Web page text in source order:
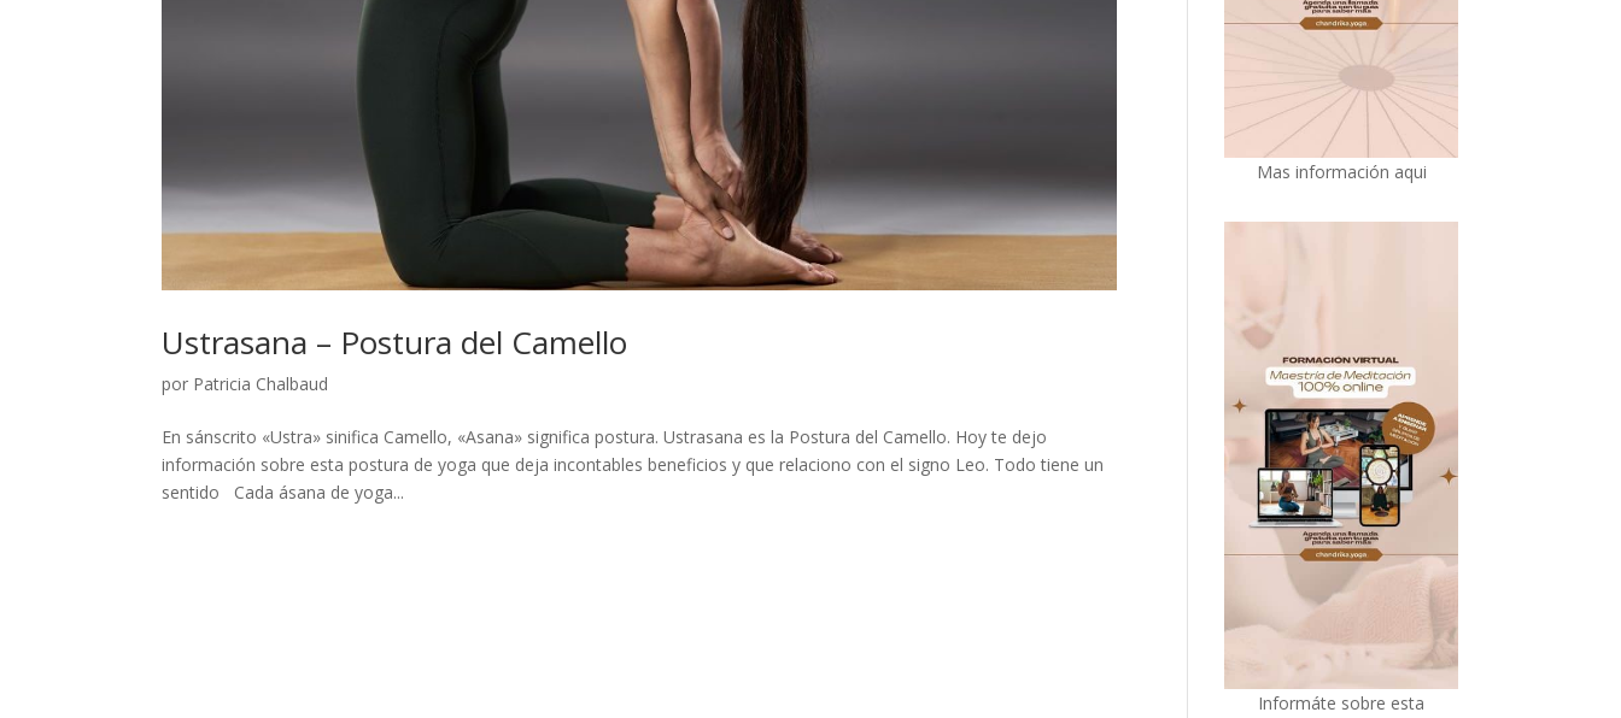
Ustrasana – Postura del Camello
por Patricia Chalbaud
En sánscrito «Ustra» sinifica Camello, «Asana» significa postura. Ustrasana es la Postura del Camello. Hoy te dejo
información sobre esta postura de yoga que deja incontables beneficios y que relaciono con el signo Leo. Todo tiene un
sentido Cada ásana de yoga...
Mas información aqui
Informáte sobre esta